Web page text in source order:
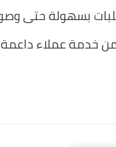
بسهولة حتى
من خدمة عملاء